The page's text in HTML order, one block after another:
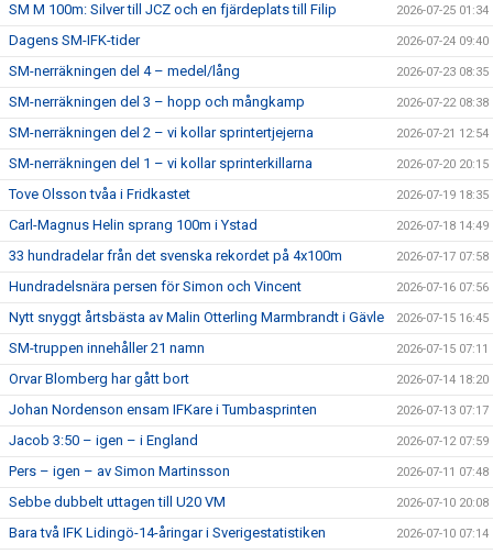
SM M 100m: Silver till JCZ och en fjärdeplats till Filip 2026-07-25 01:34
Dagens SM-IFK-tider 2026-07-24 09:40
SM-nerräkningen del 4 – medel/lång 2026-07-23 08:35
SM-nerräkningen del 3 – hopp och mångkamp 2026-07-22 08:38
SM-nerräkningen del 2 – vi kollar sprintertjejerna 2026-07-21 12:54
SM-nerräkningen del 1 – vi kollar sprinterkillarna 2026-07-20 20:15
Tove Olsson tvåa i Fridkastet 2026-07-19 18:35
Carl-Magnus Helin sprang 100m i Ystad 2026-07-18 14:49
33 hundradelar från det svenska rekordet på 4x100m 2026-07-17 07:58
Hundradelsnära persen för Simon och Vincent 2026-07-16 07:56
Nytt snyggt årtsbästa av Malin Otterling Marmbrandt i Gävle 2026-07-15 16:45
SM-truppen innehåller 21 namn 2026-07-15 07:11
Orvar Blomberg har gått bort 2026-07-14 18:20
Johan Nordenson ensam IFKare i Tumbasprinten 2026-07-13 07:17
Jacob 3:50 – igen – i England 2026-07-12 07:59
Pers – igen – av Simon Martinsson 2026-07-11 07:48
Sebbe dubbelt uttagen till U20 VM 2026-07-10 20:08
Bara två IFK Lidingö-14-åringar i Sverigestatistiken 2026-07-10 07:14